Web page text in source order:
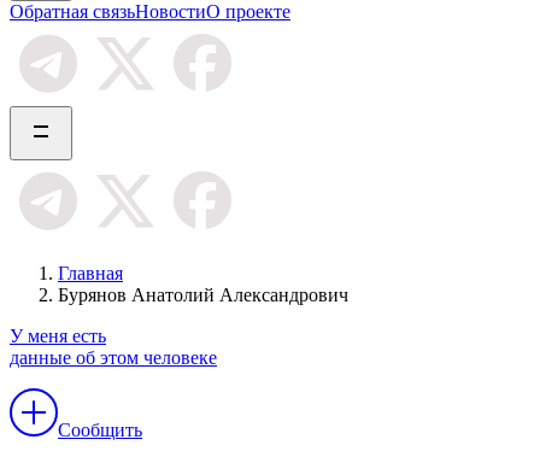
Обратная связьНовостиО проекте
Главная
Бурянов Анатолий Александрович
У меня есть
данные об этом человеке
Сообщить